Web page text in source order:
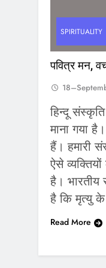
SPIRITUALITY
पवित्र मन,
हिन्दू
माना गया
हैं। हमारी
ऐसे
है।
है कि मृत्यु
Read More